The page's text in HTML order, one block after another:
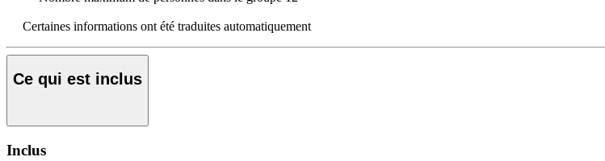
Certaines informations ont été traduites automatiquement
Ce qui est inclus
Inclus